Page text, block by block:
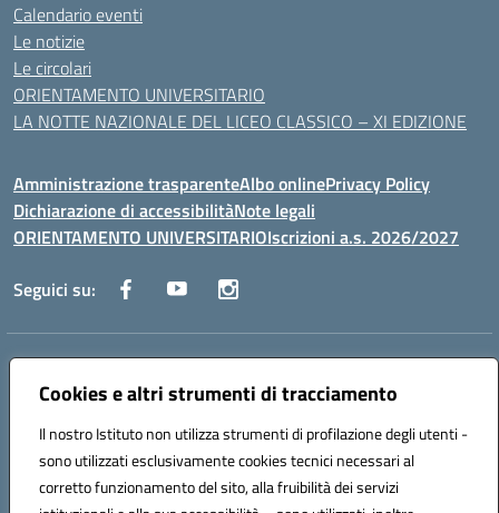
Cookies e altri strumenti di tracciamento
Il nostro Istituto non utilizza strumenti di profilazione degli utenti -
sono utilizzati esclusivamente cookies tecnici necessari al
corretto funzionamento del sito, alla fruibilità dei servizi
Calendario eventi
Le notizie
Le circolari
ORIENTAMENTO UNIVERSITARIO
LA NOTTE NAZIONALE DEL LICEO CLASSICO – XI EDIZIONE
Amministrazione trasparenteAlbo onlinePrivacy Policy
Dichiarazione di accessibilitàNote legali
ORIENTAMENTO UNIVERSITARIOIscrizioni a.s. 2026/2027
Seguici su:
Indirizzo:
Centralino:0882 331218 Email:fgps210002@istruzione.it
Codice fiscale: 93071630714
Codice meccanografico:
FGPS210002
Codice unico di fatturazione (CUF): UF7W9K